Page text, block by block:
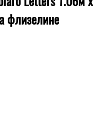
флизелине